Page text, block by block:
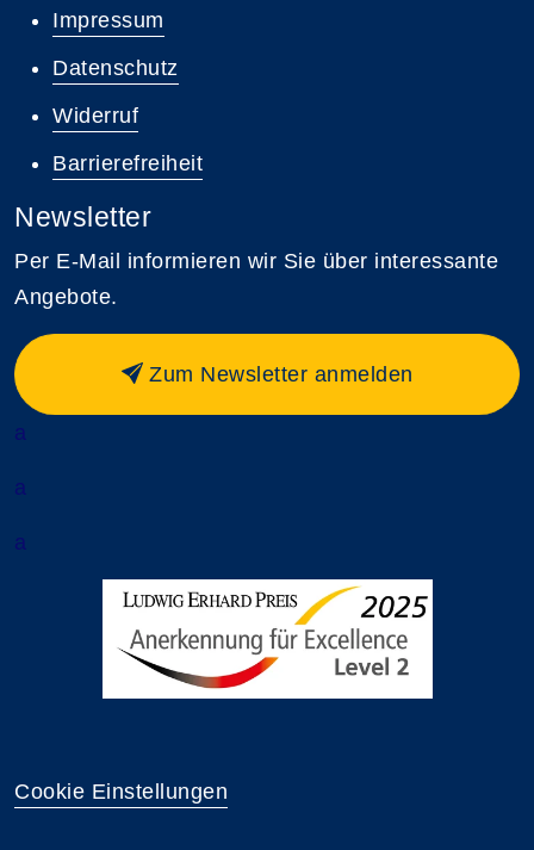
Impressum
Datenschutz
Widerruf
Barrierefreiheit
Newsletter
Per E-Mail informieren wir Sie über interessante
Angebote.
Zum Newsletter anmelden
a
a
a
Cookie Einstellungen